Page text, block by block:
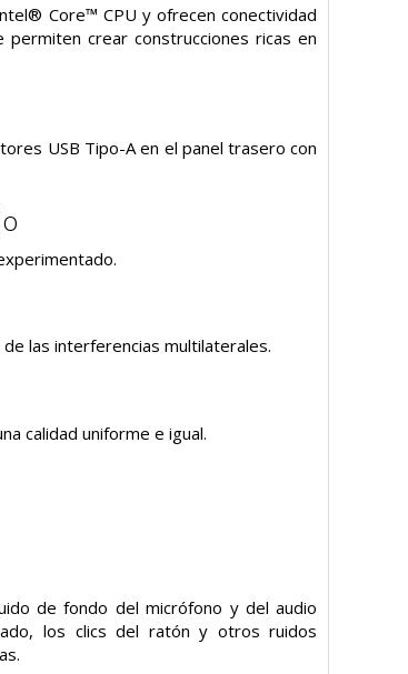
Core™ CPU y ofrecen conectividad
crear construcciones ricas en
USB Tipo-A en el panel trasero con
las interferencias multilaterales.
calidad uniforme e igual.
de fondo del micrófono y del audio
los clics del ratón y otros ruidos